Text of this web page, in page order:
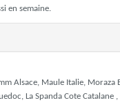
en semaine.
Alsace, Maule Italie, Moraza
La Spanda Cote